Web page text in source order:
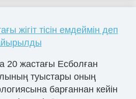
жігіт тісін емдеймін деп
20 жастағы Есболған
туыстары оның
барғаннан кейін